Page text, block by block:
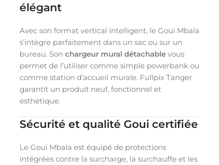
élégant
Avec son format vertical intelligent, le Goui Mbala
s’intègre parfaitement dans un sac ou sur un
bureau. Son chargeur mural détachable vous
permet de l’utiliser comme simple powerbank ou
comme station d’accueil murale. Fullpix Tanger
garantit un produit neuf, fonctionnel et
esthétique.
Sécurité et qualité Goui certifiée
Le Goui Mbala est équipé de protections
intégrées contre la surcharge, la surchauffe et les